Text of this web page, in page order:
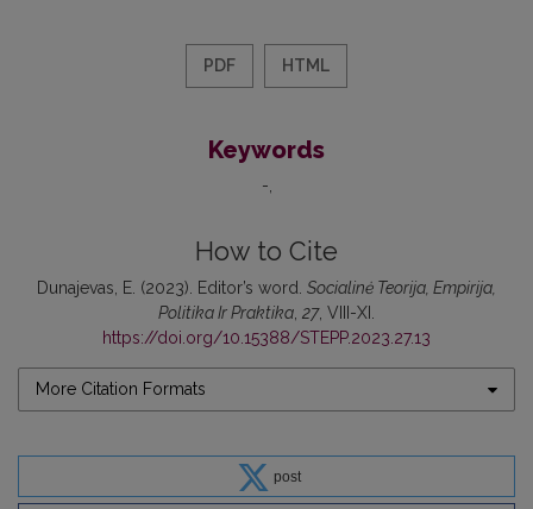
PDF HTML
Keywords
-
How to Cite
Dunajevas, E. (2023). Editor’s word. Socialinė Teorija, Empirija,
Politika Ir Praktika, 27, VIII-XI.
https://doi.org/10.15388/STEPP.2023.27.13
More Citation Formats
post